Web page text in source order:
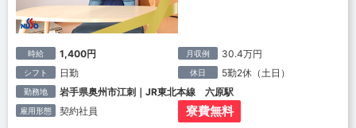
時給 1,400円 月収例 30.4万円
シフト 日勤 休日 5勤2休（土日）
勤務地 岩手県奥州市江刺｜JR東北本線 六原駅
雇用形態 契約社員 寮費無料